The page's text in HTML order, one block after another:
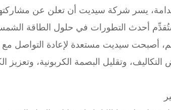
يسر شركة سيديت أن تعلن عن
أصبحت سيديت مستعدة لإعادة التواصل مع
وتقليل البصمة الكربونية، وتعزيز